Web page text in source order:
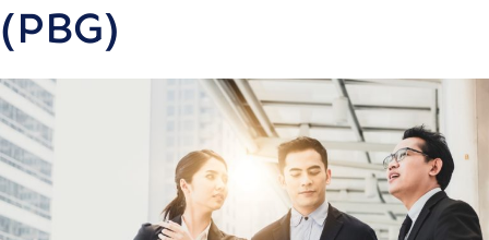
(PBG)